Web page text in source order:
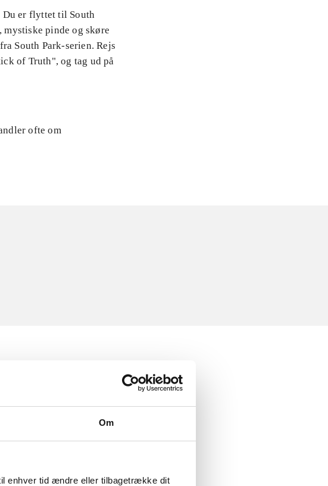
Om
enhver tid ændre eller tilbagetrække dit
Du er flyttet til South
pinde og skøre
South Park-serien. Rejs
of Truth", og tag ud på
ofte om